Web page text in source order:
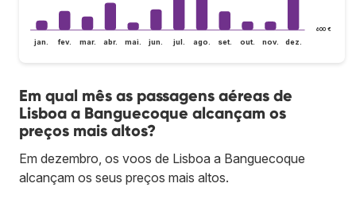
600 €
jan. fev. mar. abr. mai. jun. jul. ago. set. out. nov. dez.
Em qual mês as passagens aéreas de
Lisboa a Banguecoque alcançam os
preços mais altos?
Em dezembro, os voos de Lisboa a Banguecoque
alcançam os seus preços mais altos.